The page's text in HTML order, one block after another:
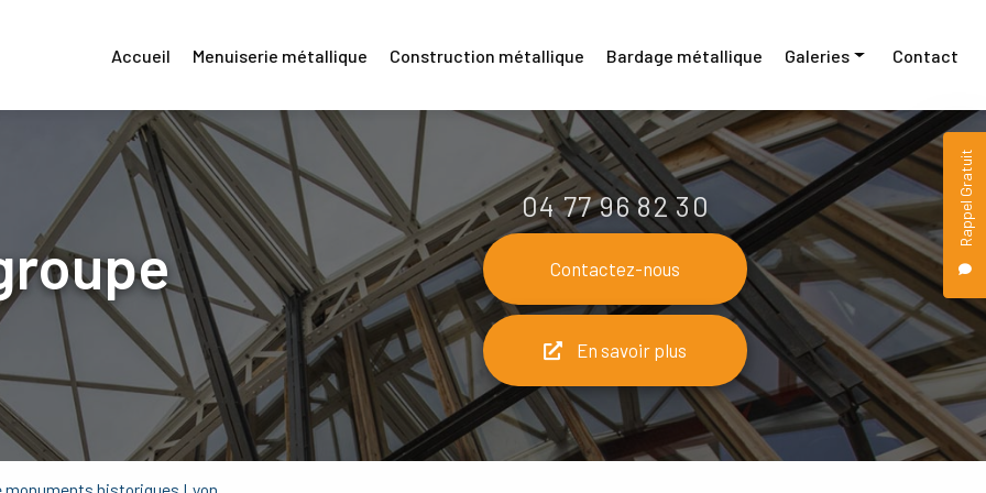
Rappel Gratuit
Accueil Menuiserie métallique Construction métallique Bardage métallique Galeries
Menuiserie métallique
Construction métallique
Bardage métallique
Contact
04 77 96 82 30
Contactez-nous
En savoir plus